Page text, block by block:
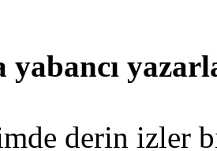
derin izler